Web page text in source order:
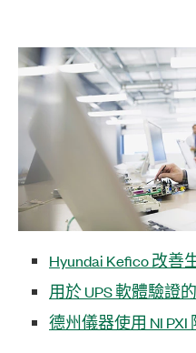
Hyundai Kefico 改善
用於 UPS 軟體驗證
德州儀器使用 NI